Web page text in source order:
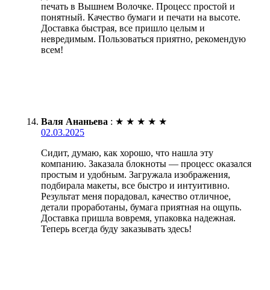
печать в Вышнем Волочке. Процесс простой и
понятный. Качество бумаги и печати на высоте.
Доставка быстрая, все пришло целым и
невредимым. Пользоваться приятно, рекомендую
всем!
Валя Ананьева : ★ ★ ★ ★ ★
02.03.2025
Сидит, думаю, как хорошо, что нашла эту
компанию. Заказала блокноты — процесс оказался
простым и удобным. Загружала изображения,
подбирала макеты, все быстро и интуитивно.
Результат меня порадовал, качество отличное,
детали проработаны, бумага приятная на ощупь.
Доставка пришла вовремя, упаковка надежная.
Теперь всегда буду заказывать здесь!